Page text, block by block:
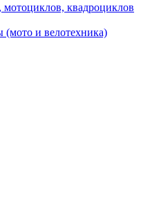
мотоциклов, квадроциклов
(мото и велотехника)